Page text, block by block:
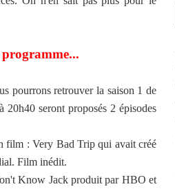
pourrons retrouver la saison 1 de
seront proposés 2 épisodes
film : Very Bad Trip qui avait créé
Film inédit.
Know Jack produit par HBO et